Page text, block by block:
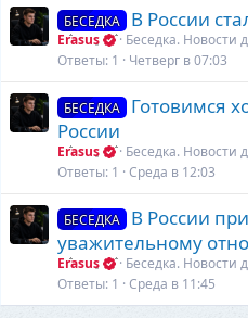
БЕСЕДКА В России
Erasus
Беседка. Новости
Ответы 1 Четверг в 07:03
БЕСЕДКА
Готовимся
России
Erasus
Беседка. Новости
Ответы 1 Среда в 12:03
БЕСЕДКА
В России
уважительному
Erasus
Беседка. Новости
Ответы 1 Среда в 11:45